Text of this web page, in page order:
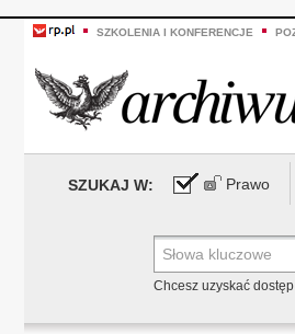
SZKOLENIA I KONFERENCJE
SZUKAJ W: Prawo
Chcesz uzyskać